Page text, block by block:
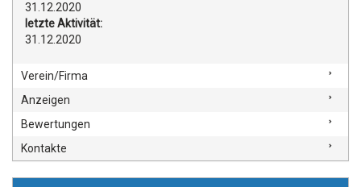
31.12.2020
letzte Aktivität:
31.12.2020
Verein/Firma
Anzeigen
Bewertungen
Kontakte